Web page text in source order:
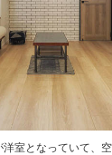
室となっていて、